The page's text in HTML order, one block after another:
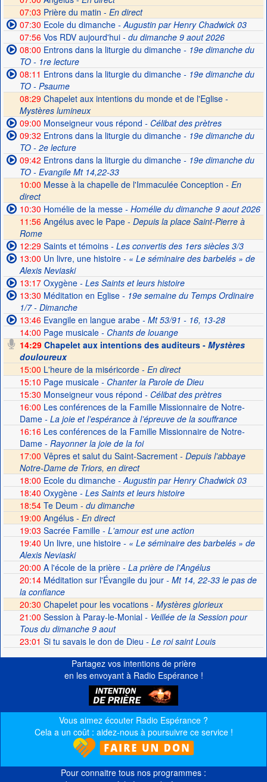
07:03 Prière du matin - En direct
07:30 Ecole du dimanche- Augustin par Henry Chadwick 03
07:56Vos RDV aujourd'hui- du dimanche 9 aout 2026
08:00 Entrons dans la liturgie du dimanche- 19e dimanche du
TO - 1re lecture
08:11 Entrons dans la liturgie du dimanche- 19e dimanche du
TO - Psaume
08:29 Chapelet aux intentions du monde et de l'Eglise -
Mystères lumineux
09:00 Monseigneur vous répond - Célibat des prètres
09:32 Entrons dans la liturgie du dimanche- 19e dimanche du
TO - 2e lecture
09:42 Entrons dans la liturgie du dimanche- 19e dimanche du
TO - Evangile Mt 14,22-33
10:00 Messe à la chapelle de l'Immaculée Conception - En
direct
10:30 Homélie de la messe- Homélie du dimanche 9 aout 2026
11:56 Angélus avec le Pape - Depuis la place Saint-Pierre à
Rome
12:29Saints et témoins- Les convertis des 1ers siècles 3/3
13:00 Un livre, une histoire- « Le séminaire des barbelés » de
Alexis Neviaski
13:17Oxygène- Les Saints et leurs histoire
13:30 Méditation en Eglise- 19e semaine du Temps Ordinaire
1/7 - Dimanche
13:46Evangile en langue arabe- Mt 53/91 - 16, 13-28
14:00 Page musicale- Chants de louange
14:29Chapelet aux intentions des auditeurs - Mystères
douloureux
15:00 L'heure de la miséricorde - En direct
15:10 Page musicale- Chanter la Parole de Dieu
15:30 Monseigneur vous répond - Célibat des prètres
16:00 Les conférences de la Famille Missionnaire de Notre-
Dame- La joie et l’espérance à l’épreuve de la souffrance
16:16Les conférences de la Famille Missionnaire de Notre-
Dame- Rayonner la joie de la foi
17:00 Vêpres et salut du Saint-Sacrement - Depuis l'abbaye
Notre-Dame de Triors, en direct
18:00 Ecole du dimanche- Augustin par Henry Chadwick 03
18:40 Oxygène- Les Saints et leurs histoire
18:54Te Deum - du dimanche
19:00 Angélus - En direct
19:03 Sacrée Famille- L'amour est une action
19:40 Un livre, une histoire- « Le séminaire des barbelés » de
Alexis Neviaski
20:00 A l'école de la prière- La prière de l'Angélus
20:14Méditation sur l'Évangile du jour- Mt 14, 22-33 le pas de
la confiance
20:30 Chapelet pour les vocations - Mystères glorieux
21:00 Session à Paray-le-Monial- Veillée de la Session pour
Tous du dimanche 9 aout
23:01 Si tu savais le don de Dieu - Le roi saint Louis
Partagez vos intentions de prière
en les envoyant à Radio Espérance !
Vous aimez écouter Radio Espérance ?
Cela a un coût : aidez-nous à poursuivre ce service !
Pour connaitre tous nos programmes :